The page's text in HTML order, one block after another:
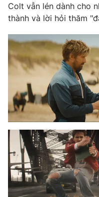
Tổng đài VTV: 024.38 355
Ðiện thoại Thời báo VTV:
Email:toasoan@vtv.vn
Liên hệ quảng cáo:024-
® Cấm sao chép dưới mọi
Colt vẫn lén dành cho
thành và lời hỏi thăm